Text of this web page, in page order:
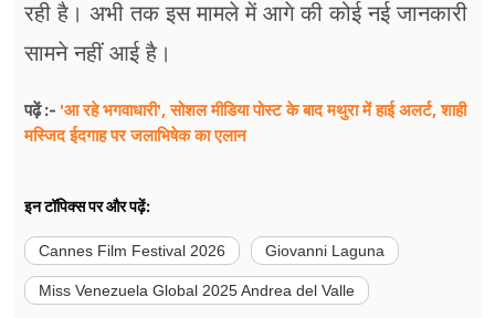
रही है। अभी तक इस मामले में आगे की कोई नई जानकारी
सामने नहीं आई है।
पढ़ें :- 'आ रहे भगवाधारी', सोशल मीडिया पोस्ट के बाद मथुरा में हाई अलर्ट, शाही
मस्जिद ईदगाह पर जलाभिषेक का एलान
इन टॉपिक्स पर और पढ़ें:
Cannes Film Festival 2026 Giovanni Laguna
Miss Venezuela Global 2025 Andrea del Valle